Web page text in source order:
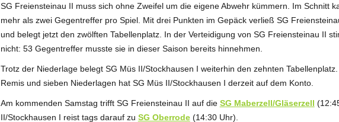
SG Freiensteinau II muss sich ohne Zweifel um die eigene Abwehr kümmern. Im Schnitt
mehr als zwei Gegentreffer pro Spiel. Mit drei Punkten im Gepäck verließ SG
und belegt jetzt den zwölften Tabellenplatz. In der Verteidigung von SG Freiensteinau II
nicht: 53 Gegentreffer musste sie in dieser Saison bereits hinnehmen.
Trotz der Niederlage belegt SG Müs II/Stockhausen I weiterhin den zehnten
Remis und sieben Niederlagen hat SG Müs II/Stockhausen I derzeit auf dem Konto.
Am kommenden Samstag trifft SG Freiensteinau II auf die SG Maberzell/Gläserzell
II/Stockhausen I reist tags darauf zu SG Oberrode(14:30 Uhr).